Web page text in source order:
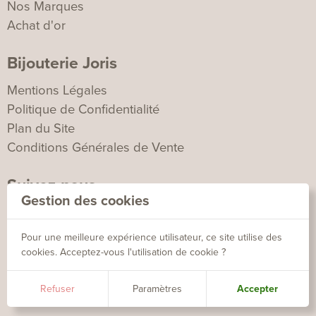
Nos Marques
Achat d'or
Bijouterie Joris
Mentions Légales
Politique de Confidentialité
Plan du Site
Conditions Générales de Vente
Suivez-nous
Gestion des cookies
Pour une meilleure expérience utilisateur, ce site utilise des
cookies. Acceptez-vous l'utilisation de cookie ?
Refuser Paramètres Accepter